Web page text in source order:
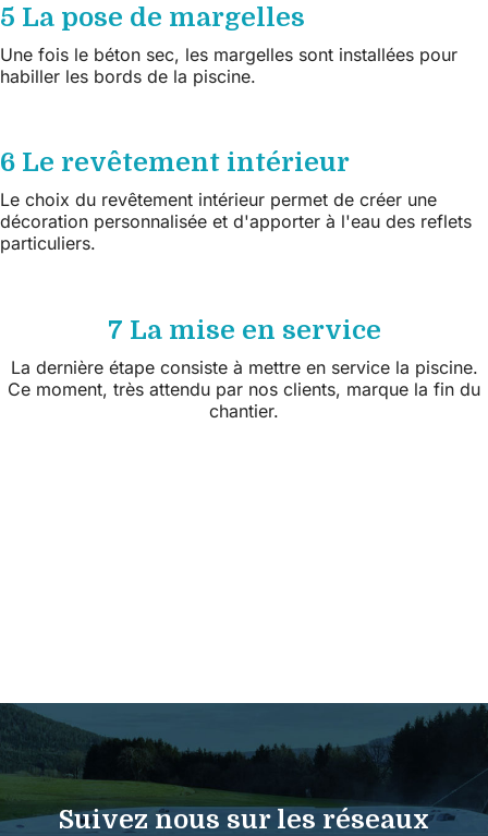
5 La pose de margelles
Une fois le béton sec, les margelles sont installées pour
habiller les bords de la piscine.
6 Le revêtement intérieur
Le choix du revêtement intérieur permet de créer une
décoration personnalisée et d'apporter à l'eau des reflets
particuliers.
7 La mise en service
La dernière étape consiste à mettre en service la piscine.
Ce moment, très attendu par nos clients, marque la fin du
chantier.
Suivez nous sur les réseaux